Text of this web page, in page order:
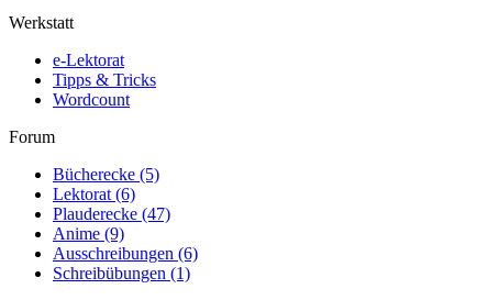
Werkstatt
e-Lektorat
Tipps & Tricks
Wordcount
Forum
Bücherecke (5)
Lektorat (6)
Plauderecke (47)
Anime (9)
Ausschreibungen (6)
Schreibübungen (1)